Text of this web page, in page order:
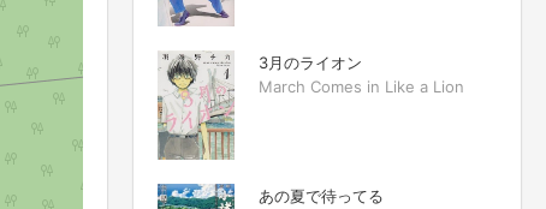
3月のライオン
March Comes in Like a Lion
あの夏で待ってる